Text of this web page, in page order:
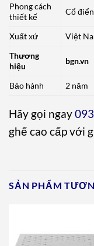
Phong cách
thiết kế
Cổ điển
Xuất xứ
Việt
Thương
hiệu
bgn.vn
Bảo hành 2 năm
Hãy gọi ngay
ghế cao cấp với
SẢN PHẨM